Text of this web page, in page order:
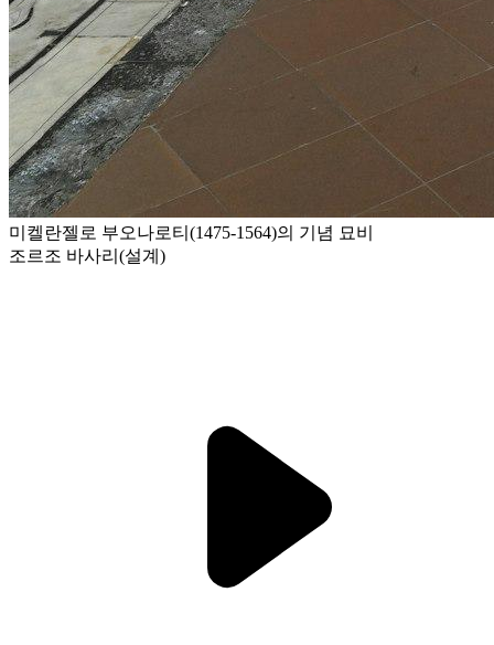
미켈란젤로 부오나로티(1475-1564)의 기념 묘비
조르조 바사리(설계)